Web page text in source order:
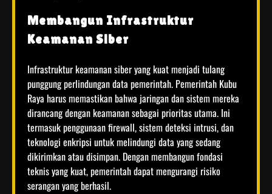
Membangun Infrastruktur
Keamanan Siber
Infrastruktur keamanan siber yang kuat menjadi tulang
punggung perlindungan data pemerintah. Pemerintah Kubu
Raya harus memastikan bahwa jaringan dan sistem mereka
dirancang dengan keamanan sebagai prioritas utama. Ini
termasuk penggunaan firewall, sistem deteksi intrusi, dan
teknologi enkripsi untuk melindungi data yang sedang
dikirimkan atau disimpan. Dengan membangun fondasi
teknis yang kuat, pemerintah dapat mengurangi risiko
serangan yang berhasil.